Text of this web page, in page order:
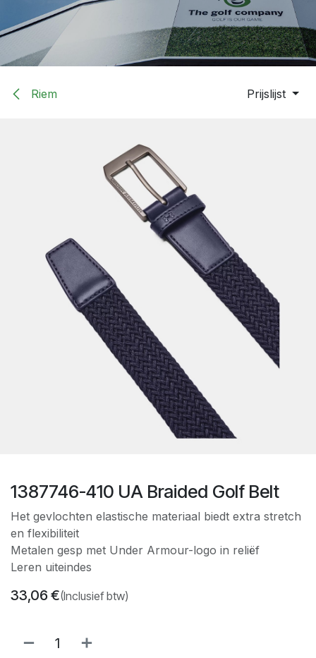
Riem Prijslijst
1387746-410 UA Braided Golf Belt
Het gevlochten elastische materiaal biedt extra stretch
en flexibiliteit
Metalen gesp met Under Armour-logo in reliëf
Leren uiteindes
33,06 €(Inclusief btw)